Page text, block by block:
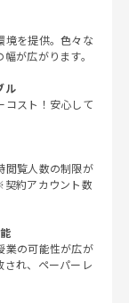
境を提供。色々な
が広がります。
ル
コスト！安心して
閲覧人数の制限が
約アカウント数
業の可能性が広が
され、ペーパーレ